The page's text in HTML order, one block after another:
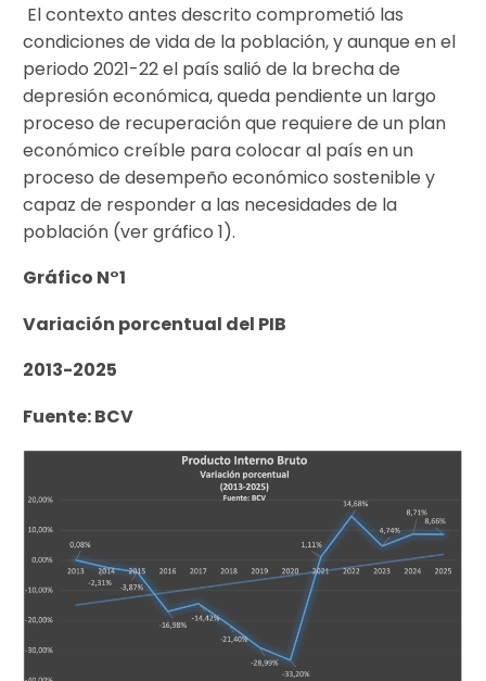
El contexto antes descrito comprometió las
condiciones de vida de la población, y aunque en el
periodo 2021-22 el país salió de la brecha de
depresión económica, queda pendiente un largo
proceso de recuperación que requiere de un plan
económico creíble para colocar al país en un
proceso de desempeño económico sostenible y
capaz de responder a las necesidades de la
población (ver gráfico 1).
Gráfico N°1
Variación porcentual del PIB
2013-2025
Fuente: BCV